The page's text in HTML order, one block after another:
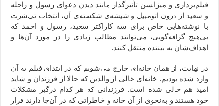
فیلم‌برداری و میزانسن تأثیرگذار مانند دیدن دعوای رسول و راحله
و سعید از درون اتومبیل و شیشه‌ی شکسته‌ی آن، انتخاب تی‌شرت
با نوشته‌هایی خاص برای سه کاراکتر سعید، رسول و احمد که
بی‌هیچ گزافه‌گویی، می‌توانند مطالب زیادی را در مورد آن‌ها و
اهداف‌شان به بیننده منتقل کنند.
در نهایت، از همان خانه‌ای خارج می‌شویم که در ابتدای فیلم به آن
وارد شده بودیم. خانه‌ای خالی از والدین که حالا از فرزندان و شاید
امید هم خالی شده است. فرزندانی که هر کدام درگیر مشکلات
خود هستند و به‌نحوی از آن خانه و خاطراتی که در آن‌جا دارند فرار